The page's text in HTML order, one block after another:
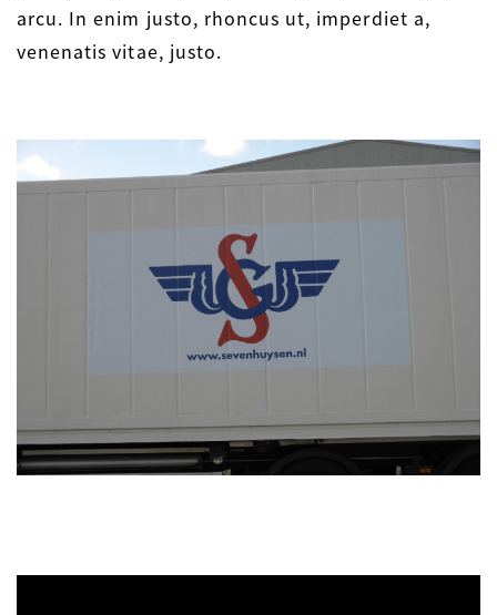
arcu. In enim justo, rhoncus ut, imperdiet a,
venenatis vitae, justo.